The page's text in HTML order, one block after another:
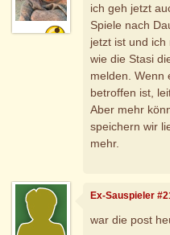
ich geh jetzt
Spiele nach
jetzt ist und
wie die Stasi
melden. Wenn
betroffen ist,
Aber mehr
speichern wir
mehr.
Ex-Sauspieler
war die post